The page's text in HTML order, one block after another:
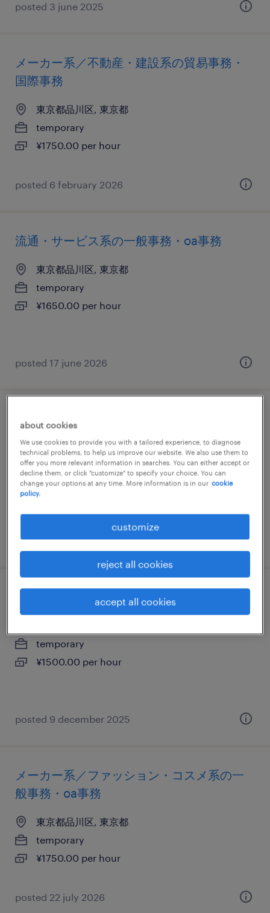
posted 3 june 2025
メーカー系／不動産・建設系の貿易事務・
国際事務
東京都品川区, 東京都
temporary
¥1750.00 per hour
posted 6 february 2026
流通・サービス系の一般事務・oa事務
東京都品川区, 東京都
temporary
¥1650.00 per hour
posted 17 june 2026
メーカー系の一般事務・oa事務
東京都品川区, 東京都
temporary
¥1700.00 per hour
posted 19 june 2026
流通・サービス系の一般事務・oa事務
temporary
¥1500.00 per hour
posted 9 december 2025
メーカー系／ファッション・コスメ系の一
般事務・oa事務
東京都品川区, 東京都
temporary
¥1750.00 per hour
posted 22 july 2026
about cookies
We use cookies to provide you with a tailored experience, to diagnose
technical problems, to help us improve our website. We also use them to
offer you more relevant information in searches. You can either accept or
decline them, or click "customize" to specify your choice. You can
change your options at any time. More information is in our cookie
policy.
customize
reject all cookies
accept all cookies